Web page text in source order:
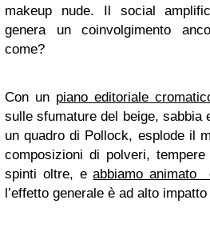
makeup nude. Il social
genera un coinvolgimento
come?
Con un piano editoriale
sulle sfumature del beige, sabbia
un quadro di Pollock, esplode il
composizioni di polveri,
spinti oltre, eabbiamo animato
l’effetto generale è ad alto